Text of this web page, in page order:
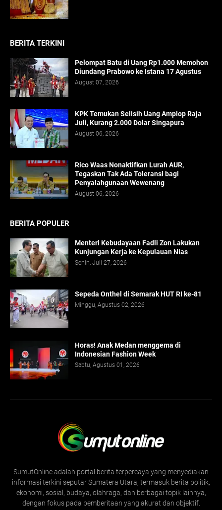
BERITA TERKINI
Pelompat Batu di Uang Rp1.000 Memohon
Diundang Prabowo ke Istana 17 Agustus
August 07, 2026
KPK Temukan Selisih Uang Amplop Raja
Juli, Kurang 2.000 Dolar Singapura
August 06, 2026
Rico Waas Nonaktifkan Lurah AUR,
Tegaskan Tak Ada Toleransi bagi
Penyalahgunaan Wewenang
August 06, 2026
BERITA POPULER
Menteri Kebudayaan Fadli Zon Lakukan
Kunjungan Kerja ke Kepulauan Nias
Senin, Juli 27, 2026
Sepeda Onthel di Semarak HUT RI ke-81
Minggu, Agustus 02, 2026
Horas! Anak Medan menggema di
Indonesian Fashion Week
Sabtu, Agustus 01, 2026
SumutOnline adalah portal berita terpercaya yang menyediakan
informasi terkini seputar Sumatera Utara, termasuk berita politik,
ekonomi, sosial, budaya, olahraga, dan berbagai topik lainnya,
dengan fokus pada pemberitaan yang akurat dan objektif.